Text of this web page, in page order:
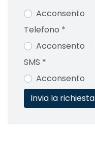
Acconsento
Telefono *
Acconsento
SMS *
Acconsento